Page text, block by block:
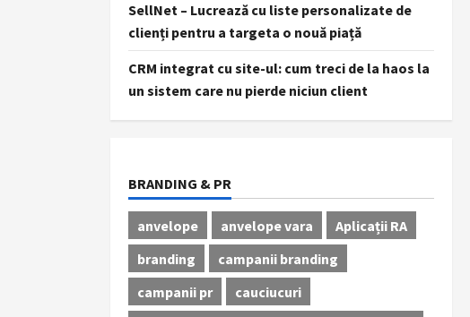
SellNet – Lucrează cu liste personalizate de
clienți pentru a targeta o nouă piață
CRM integrat cu site-ul: cum treci de la haos la
un sistem care nu pierde niciun client
BRANDING & PR
anvelope anvelope vara
Aplicații RA
branding
campanii branding
campanii pr
cauciucuri